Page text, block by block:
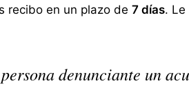
recibo en un plazo de 7 días. Le
denunciante un